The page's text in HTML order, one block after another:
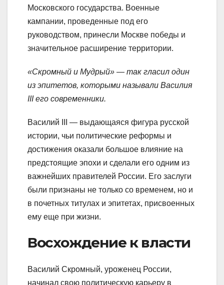
Московского государства. Военные
кампании, проведенные под его
руководством, принесли Москве победы и
значительное расширение территории.
«Скромный и Мудрый» — так гласил один
из эпитетов, которыми называли Василия
III его современники.
Василий III — выдающаяся фигура русской
истории, чьи политические реформы и
достижения оказали большое влияние на
предстоящие эпохи и сделали его одним из
важнейших правителей России. Его заслуги
были признаны не только со временем, но и
в почетных титулах и эпитетах, присвоенных
ему еще при жизни.
Восхождение к власти
Василий Скромный, уроженец России,
начинал свою политическую карьеру в